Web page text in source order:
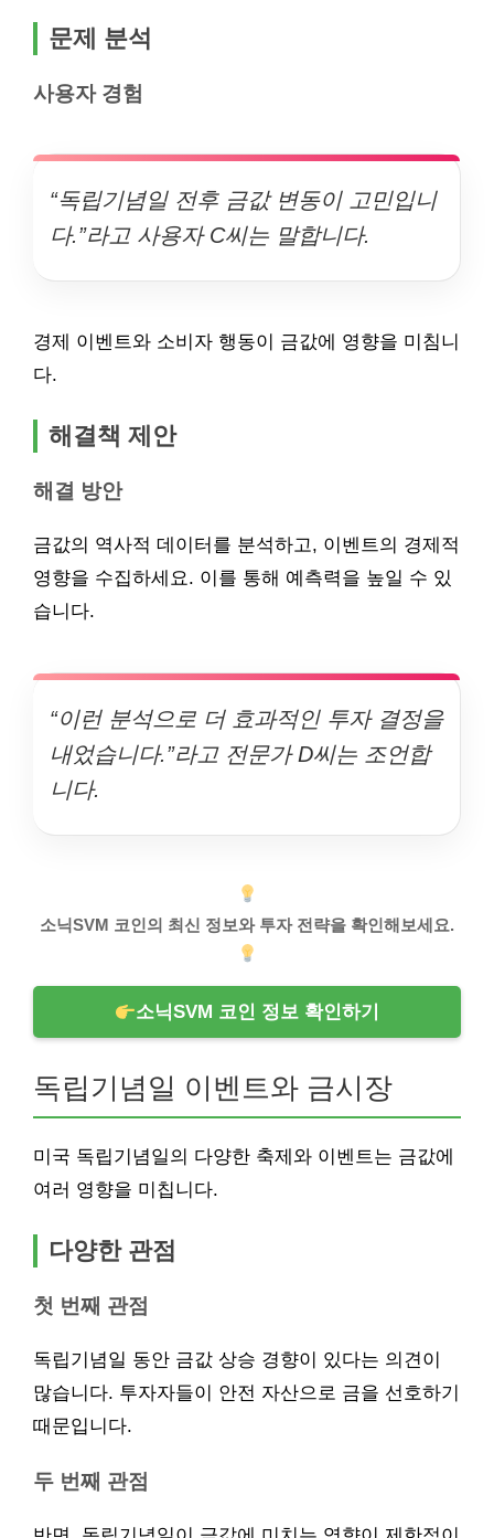
문제 분석
사용자 경험
“독립기념일 전후 금값 변동이 고민입니
다.”라고 사용자 C씨는 말합니다.
경제 이벤트와 소비자 행동이 금값에 영향을 미침니
다.
해결책 제안
해결 방안
금값의 역사적 데이터를 분석하고, 이벤트의 경제적
영향을 수집하세요. 이를 통해 예측력을 높일 수 있
습니다.
“이런 분석으로 더 효과적인 투자 결정을
내었습니다.”라고 전문가 D씨는 조언합
니다.
소닉SVM 코인의 최신 정보와 투자 전략을 확인해보세요.
소닉SVM 코인 정보 확인하기
독립기념일 이벤트와 금시장
미국 독립기념일의 다양한 축제와 이벤트는 금값에
여러 영향을 미칩니다.
다양한 관점
첫 번째 관점
독립기념일 동안 금값 상승 경향이 있다는 의견이
많습니다. 투자자들이 안전 자산으로 금을 선호하기
때문입니다.
두 번째 관점